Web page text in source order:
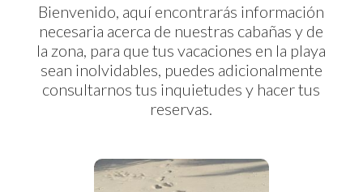
Bienvenido, aquí encontrarás información
necesaria acerca de nuestras cabañas y de
la zona, para que tus vacaciones en la playa
sean inolvidables, puedes adicionalmente
consultarnos tus inquietudes y hacer tus
reservas.